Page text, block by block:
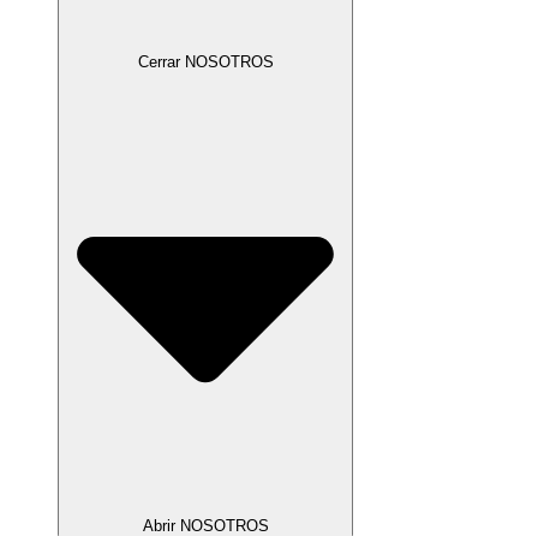
Cerrar NOSOTROS
Abrir NOSOTROS